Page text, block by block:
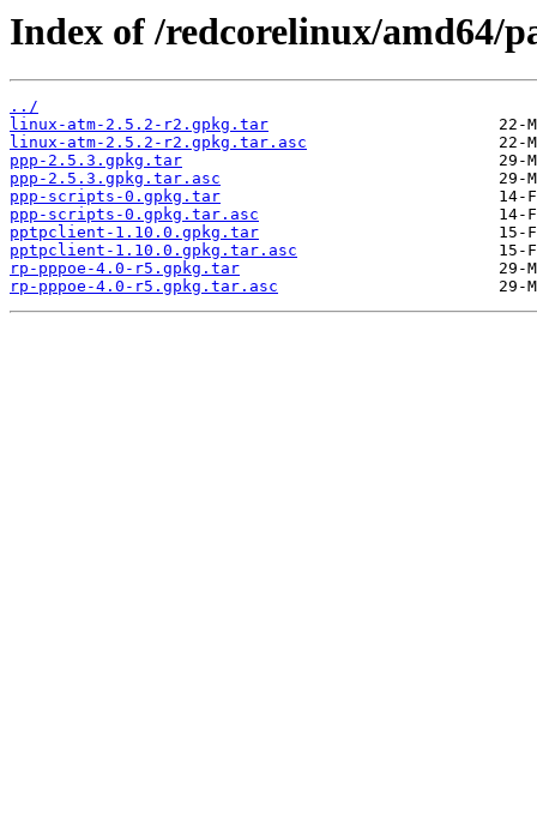
Index of /redcorelinux/amd64/
../
linux-atm-2.5.2-r2.gpkg.tar
linux-atm-2.5.2-r2.gpkg.tar.asc
ppp-2.5.3.gpkg.tar
ppp-2.5.3.gpkg.tar.asc
ppp-scripts-0.gpkg.tar
ppp-scripts-0.gpkg.tar.asc
pptpclient-1.10.0.gpkg.tar
pptpclient-1.10.0.gpkg.tar.asc
rp-pppoe-4.0-r5.gpkg.tar
rp-pppoe-4.0-r5.gpkg.tar.asc